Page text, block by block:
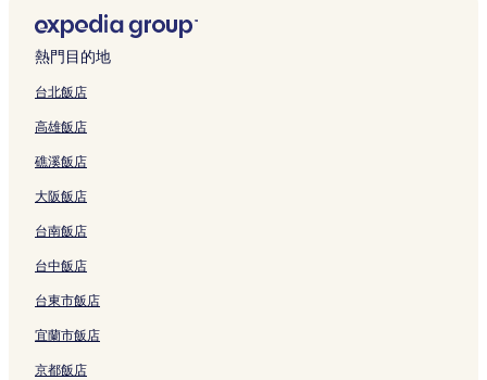
松江沃格爾公園附近的飯店
出雲附近的飯店
島根花之鄉附近的飯店
海神社附近的飯店
島根縣立古代出雲歷史博物館附近的飯店
出雲出雲市站附近的飯店
玉造溫泉附近的飯店
出雲村民俗博物館附近的飯店
はたご小田溫泉飯店
八雲風穴附近的飯店
雲母路站附近的飯店
熱門目的地
台北飯店
高雄飯店
礁溪飯店
大阪飯店
台南飯店
台中飯店
台東市飯店
宜蘭市飯店
京都飯店